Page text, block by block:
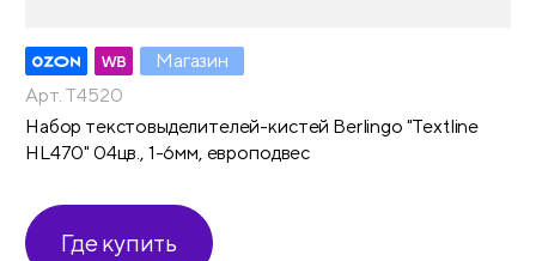
Магазин
Арт. T4520
Набор текстовыделителей-кистей Berlingo "Textline
HL470" 04цв., 1-6мм, европодвес
Где купить